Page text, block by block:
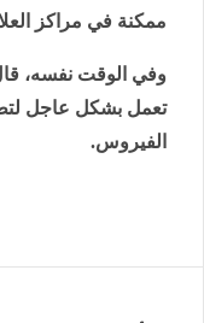
ممكنة في مراكز
وفي الوقت نفسه،
تعمل بشكل عاجل
الفيروس.